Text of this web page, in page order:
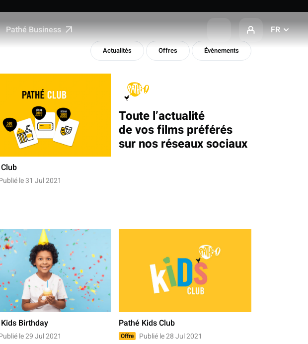
Pathé Business FR
Actualités Offres Évènements
le 31 Jul 2021
Toute l’actualité
de vos films préférés
sur nos réseaux sociaux
Birthday
le 29 Jul 2021
Pathé Kids Club
Offre Publié le 28 Jul 2021